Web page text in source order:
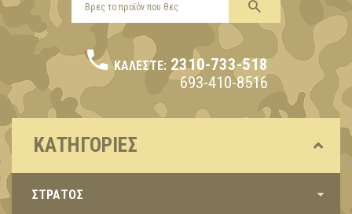
ΚΑΛΈΣΤΕ: 2310-733-518
693-410-8516
ΚΑΤΗΓΟΡΊΕΣ
ΣΤΡΑΤΟΣ